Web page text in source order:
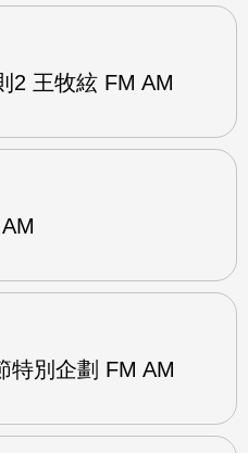
2 王牧絃 FM AM
特別企劃 FM AM